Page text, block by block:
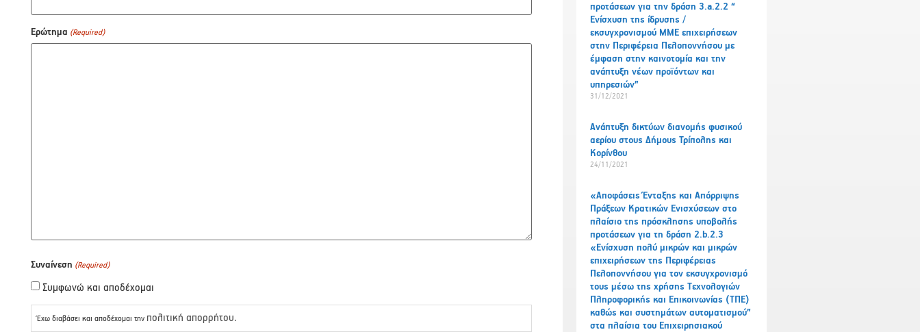
Ερώτημα (Required)
Συναίνεση (Required)
Συμφωνώ και αποδέχομαι
Έχω διαβάσει και αποδέχομαι την πολιτική απορρήτου.
προτάσεων για την δράση 3.a.2.2 “
Ενίσχυση της ίδρυσης /
εκσυγχρονισμού ΜΜΕ επιχειρήσεων
στην Περιφέρεια Πελοποννήσου με
έμφαση στην καινοτομία και την
ανάπτυξη νέων προϊόντων και
υπηρεσιών”
31/12/2021
Ανάπτυξη δικτύων διανομής φυσικού
αερίου στους Δήμους Τρίπολης και
Κορίνθου
24/11/2021
«Αποφάσεις Ένταξης και Απόρριψης
Πράξεων Κρατικών Ενισχύσεων στο
πλαίσιο της πρόσκλησης υποβολής
προτάσεων για τη δράση 2.b.2.3
«Ενίσχυση πολύ μικρών και μικρών
επιχειρήσεων της Περιφέρειας
Πελοποννήσου για τον εκσυγχρονισμό
τους μέσω της χρήσης Τεχνολογιών
Πληροφορικής και Επικοινωνίας (ΤΠΕ)
καθώς και συστημάτων αυτοματισμού”
στα πλαίσια του Επιχειρησιακού